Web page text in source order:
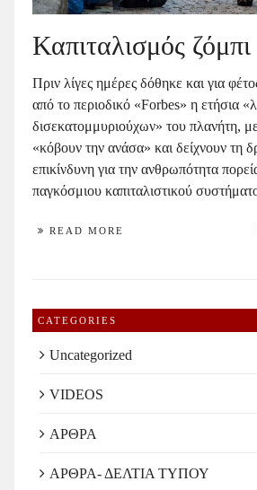
Καπιταλισμός ζόμπι
Πριν λίγες ημέρες δόθηκε και για
από το περιοδικό «Forbes» η ετήσια
δισεκατομμυριούχων» του πλανήτη,
«κόβουν την ανάσα» και δείχνουν τη
επικίνδυνη για την ανθρωπότητα
παγκόσμιου καπιταλιστικού
READ MORE
CATEGORIES
Uncategorized
VIDEOS
ΑΡΘΡΑ
ΑΡΘΡΑ- ΔΕΛΤΙΑ ΤΥΠΟΥ